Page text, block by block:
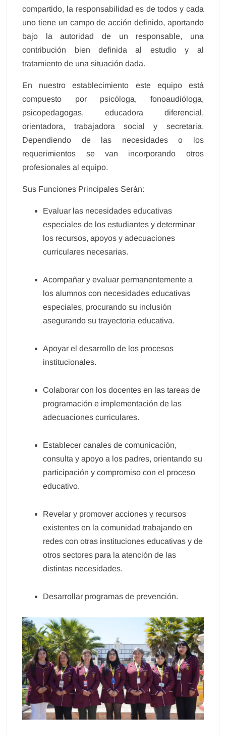
compartido, la responsabilidad es de todos y cada
uno tiene un campo de acción definido, aportando
bajo la autoridad de un responsable, una
contribución bien definida al estudio y al
tratamiento de una situación dada.
En nuestro establecimiento este equipo está
compuesto por psicóloga, fonoaudióloga,
psicopedagogas, educadora diferencial,
orientadora, trabajadora social y secretaria.
Dependiendo de las necesidades o los
requerimientos se van incorporando otros
profesionales al equipo.
Sus Funciones Principales Serán:
Evaluar las necesidades educativas
especiales de los estudiantes y determinar
los recursos, apoyos y adecuaciones
curriculares necesarias.
Acompañar y evaluar permanentemente a
los alumnos con necesidades educativas
especiales, procurando su inclusión
asegurando su trayectoria educativa.
Apoyar el desarrollo de los procesos
institucionales.
Colaborar con los docentes en las tareas de
programación e implementación de las
adecuaciones curriculares.
Establecer canales de comunicación,
consulta y apoyo a los padres, orientando su
participación y compromiso con el proceso
educativo.
Revelar y promover acciones y recursos
existentes en la comunidad trabajando en
redes con otras instituciones educativas y de
otros sectores para la atención de las
distintas necesidades.
Desarrollar programas de prevención.